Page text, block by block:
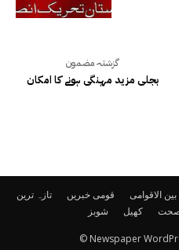
گزشتہ مضمون
بجلی مزید مہنگی ہونے کا امکان
تازہ ترین قومی خبریں بین الاقوامی
شوبز
کھیل
© Newspaper